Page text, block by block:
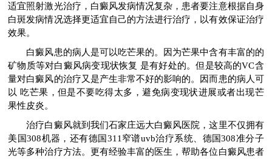
适宜照射激光治疗，白癜风发病情况复杂，患者要注意根据自身
白斑发病情况选择更适宜自己的方法进行治疗，以有效保证治疗
效果。
白癜风患的病人是可以吃芒果的。因为芒果中含有丰富的的
矿物质等对白癜风病变现状恢复 是有好处的。但是较高的VC含
量对白癜风的治疗又是产生非常不好的影响的。因而患的病人可
以 吃芒果，但是不要吃得太多，避免病变现状进展或者出现芒
果性皮炎。
治疗白癜风就到我们石家庄远大白癜风医院，这里不仅拥有
美国308机器，还有德国311窄谱uvb治疗系统、德国308准分子
光等多种治疗方法。更有经验丰富的医生，帮助各位白癜风患者